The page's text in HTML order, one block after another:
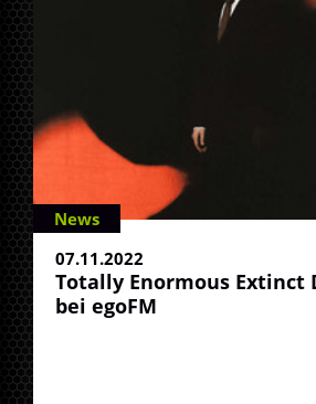
News
07.11.2022
Totally Enormous Extinct
bei egoFM